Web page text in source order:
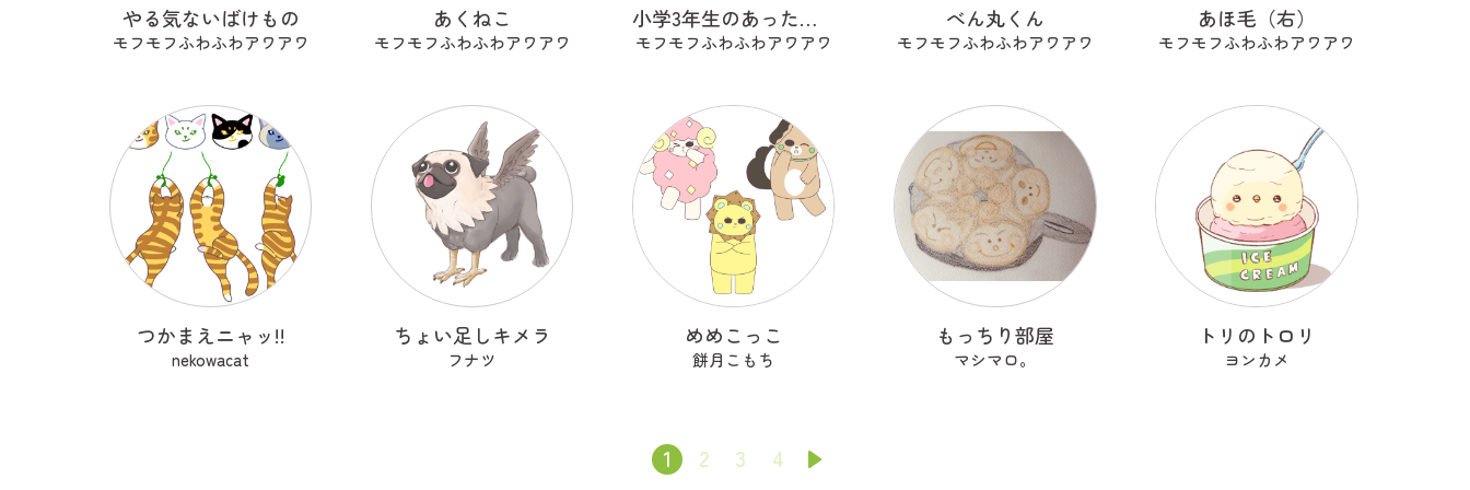
やる気ないばけもの
モフモフふわふわアワアワ
あくねこ
モフモフふわふわアワアワ
小学3年生のあったらいいな
モフモフふわふわアワアワ
べん丸くん
モフモフふわふわアワアワ
あほ毛（右）
モフモフふわふわアワアワ
つかまえニャッ!!
nekowacat
ちょい足しキメラ
フナツ
めめこっこ
餅月こもち
もっちり部屋
マシマロ。
トリのトロリ
ヨンカメ
1 2 3 4